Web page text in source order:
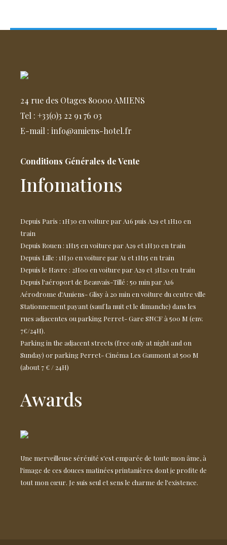
24 rue des Otages 80000 AMIENS
Tel : +33(0)3 22 91 76 03
E-mail : info@amiens-hotel.fr
Conditions Générales de Vente
Infomations
Depuis Paris : 1H30 en voiture par A16 puis A29 et 1H10 en
train
Depuis Rouen : 1H15 en voiture par A29 et 1H30 en train
Depuis Lille : 1H30 en voiture par A1 et 1H15 en train
Depuis le Havre : 2H00 en voiture par A29 et 3H20 en train
Depuis l'aéroport de Beauvais-Tillé : 50 min par A16
Aérodrome d'Amiens- Glisy à 20 min en voiture du centre ville
Stationnement payant (sauf la nuit et le dimanche) dans les
rues adjacentes ou parking Perret- Gare SNCF à 500 M (env.
7€/24H).
Parking in the adjacent streets (free only at night and on
Sunday) or parking Perret- Cinéma Les Gaumont at 500 M
(about 7 € / 24H)
Awards
Une merveilleuse sérénité s'est emparée de toute mon âme, à
l'image de ces douces matinées printanières dont je profite de
tout mon cœur. Je suis seul et sens le charme de l'existence.